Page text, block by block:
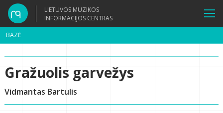
LIETUVOS MUZIKOS
INFORMACIJOS CENTRAS
BAZĖ
Gražuolis garvežys
Vidmantas Bartulis